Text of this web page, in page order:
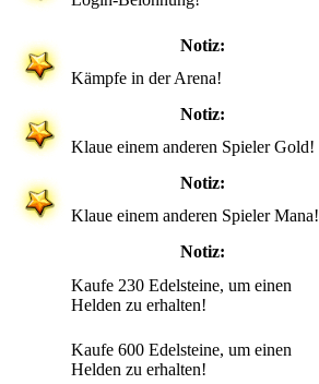
Notiz:
Kämpfe in der Arena!
Notiz:
Klaue einem anderen Spieler Gold!
Notiz:
Klaue einem anderen Spieler Mana!
Notiz:
Kaufe 230 Edelsteine, um einen
Helden zu erhalten!
Kaufe 600 Edelsteine, um einen
Helden zu erhalten!